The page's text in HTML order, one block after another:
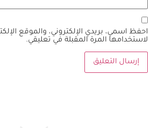
احفظ اسمي، بريدي الإلكتروني، والموقع
لاستخدامها المرة المقبلة في تعليقي.